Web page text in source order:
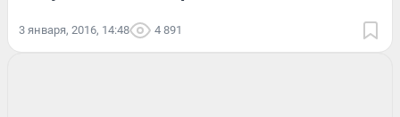
3 января, 2016, 14:48 4 891